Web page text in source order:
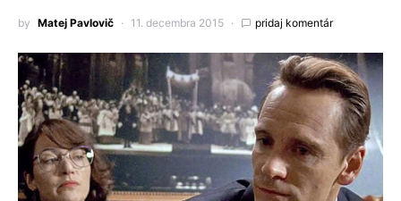
by Matej Pavlovič 11. decembra 2015 pridaj komentár